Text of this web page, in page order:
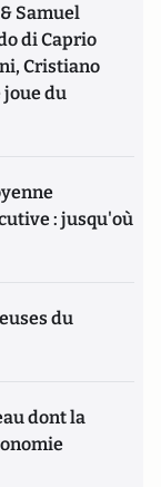
Samuel
di Caprio
Cristiano
joue du
: jusqu'où
du
dont la